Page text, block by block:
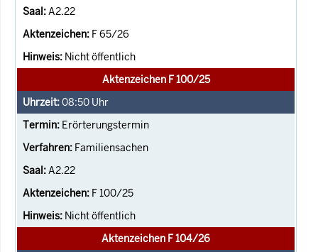
A2.22
F 65/26
Nicht öffentlich
Aktenzeichen F 100/25
08:50 Uhr
Erörterungstermin
Familiensachen
A2.22
F 100/25
Nicht öffentlich
Aktenzeichen F 104/26